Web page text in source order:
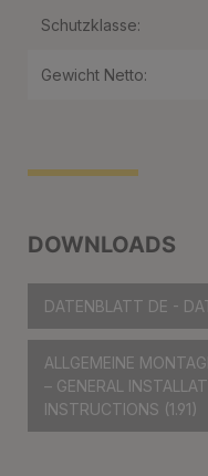
DOWNLOADS
DATENBLATT DE -
ALLGEMEINE
– GENERAL
INSTRUCTIONS (1.91)
Schutzklasse:
Gewicht Netto: